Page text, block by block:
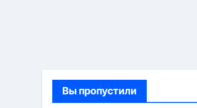
Вы пропустили